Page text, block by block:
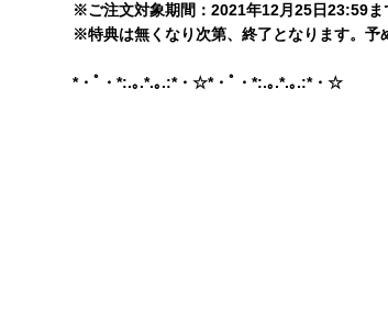
※ご注文対象期間：2021年12月25日23:59ま
※特典は無くなり次第、終了となります。予
*・ﾟ・*:.｡.*.｡.:*・☆*・ﾟ・*:.｡.*.｡.:*・☆